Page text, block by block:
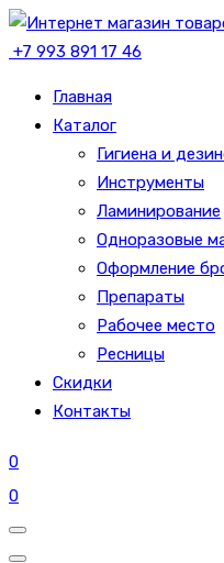
+7 993 891 17 46
Главная
Каталог
Гигиена и
Инструменты
Ламинирование
Одноразовые
Оформление
Препараты
Рабочее место
Ресницы
Скидки
Контакты
0
0